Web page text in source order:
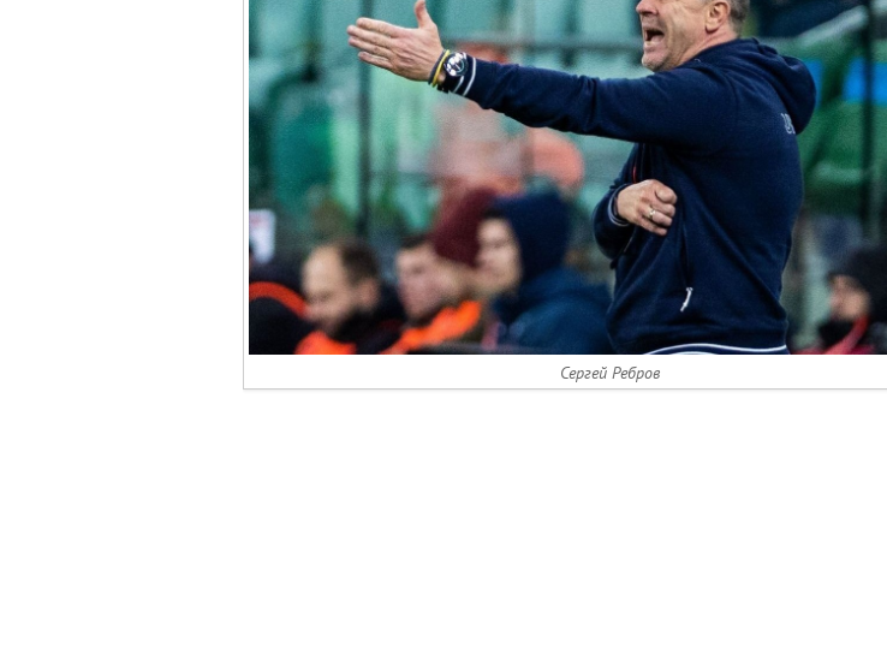
Сергей Ребров